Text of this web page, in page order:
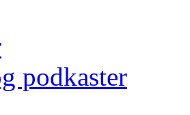
podkaster